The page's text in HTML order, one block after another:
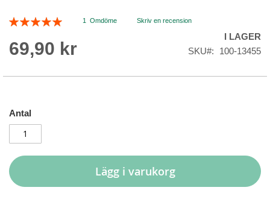
the
images
gallery
Betyg:
1 Omdöme Skriv en recension
69,90 kr
I LAGER
SKU
100-13455
Antal
Lägg i varukorg